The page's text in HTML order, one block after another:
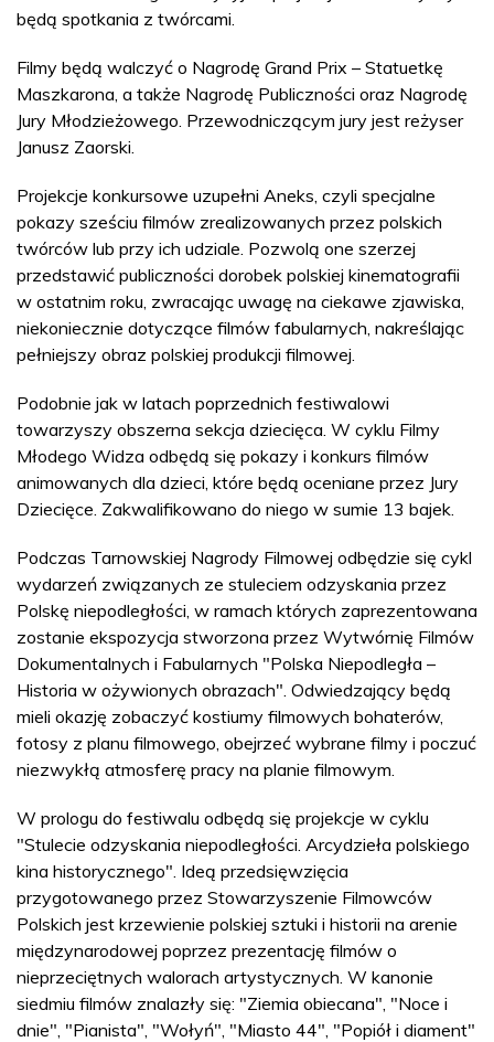
będą spotkania z twórcami.
Filmy będą walczyć o Nagrodę Grand Prix – Statuetkę
Maszkarona, a także Nagrodę Publiczności oraz Nagrodę
Jury Młodzieżowego. Przewodniczącym jury jest reżyser
Janusz Zaorski.
Projekcje konkursowe uzupełni Aneks, czyli specjalne
pokazy sześciu filmów zrealizowanych przez polskich
twórców lub przy ich udziale. Pozwolą one szerzej
przedstawić publiczności dorobek polskiej kinematografii
w ostatnim roku, zwracając uwagę na ciekawe zjawiska,
niekoniecznie dotyczące filmów fabularnych, nakreślając
pełniejszy obraz polskiej produkcji filmowej.
Podobnie jak w latach poprzednich festiwalowi
towarzyszy obszerna sekcja dziecięca. W cyklu Filmy
Młodego Widza odbędą się pokazy i konkurs filmów
animowanych dla dzieci, które będą oceniane przez Jury
Dziecięce. Zakwalifikowano do niego w sumie 13 bajek.
Podczas Tarnowskiej Nagrody Filmowej odbędzie się cykl
wydarzeń związanych ze stuleciem odzyskania przez
Polskę niepodległości, w ramach których zaprezentowana
zostanie ekspozycja stworzona przez Wytwórnię Filmów
Dokumentalnych i Fabularnych "Polska Niepodległa –
Historia w ożywionych obrazach". Odwiedzający będą
mieli okazję zobaczyć kostiumy filmowych bohaterów,
fotosy z planu filmowego, obejrzeć wybrane filmy i poczuć
niezwykłą atmosferę pracy na planie filmowym.
W prologu do festiwalu odbędą się projekcje w cyklu
"Stulecie odzyskania niepodległości. Arcydzieła polskiego
kina historycznego". Ideą przedsięwzięcia
przygotowanego przez Stowarzyszenie Filmowców
Polskich jest krzewienie polskiej sztuki i historii na arenie
międzynarodowej poprzez prezentację filmów o
nieprzeciętnych walorach artystycznych. W kanonie
siedmiu filmów znalazły się: "Ziemia obiecana", "Noce i
dnie", "Pianista", "Wołyń", "Miasto 44", "Popiół i diament"